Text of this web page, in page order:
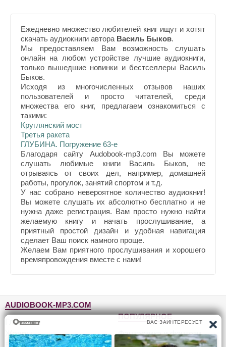
Ежедневно множество любителей книг ищут и хотят
скачать аудиокниги автора Василь Быков.
Мы предоставляем Вам возможность слушать
онлайн на любом устройстве лучшие аудиокниги,
только вышедшие новинки и бестселлеры Василь
Быков.
Исходя из многочисленных отзывов наших
пользователей и просто читателей, среди
множества его книг, предлагаем ознакомиться с
такими:
Круглянский мост
Третья ракета
ГЛУБИНА. Погружение 63-е
Благодаря сайту Audobook-mp3.com Вы можете
слушать любимые книги Василь Быков, не
отрываясь от своих дел, например, домашней
работы, прогулок, занятий спортом и т.д.
У нас собрано невероятное количество аудиокниг!
Вы можете слушать их абсолютно бесплатно и не
нужна даже регистрация. Вам просто нужно найти
желаемую книгу и начать прослушивание, а
приятный простой дизайн и удобная навигация
сделает Ваш поиск намного проще.
Желаем Вам приятного прослушивания и хорошего
времяпровождения вместе с нами!
AUDIOBOOK-MP3.COM
Главная
Жанры
Блог
ПОПУЛЯРНОЕ
Фантастика и фэнтези
Детективы, триллеры